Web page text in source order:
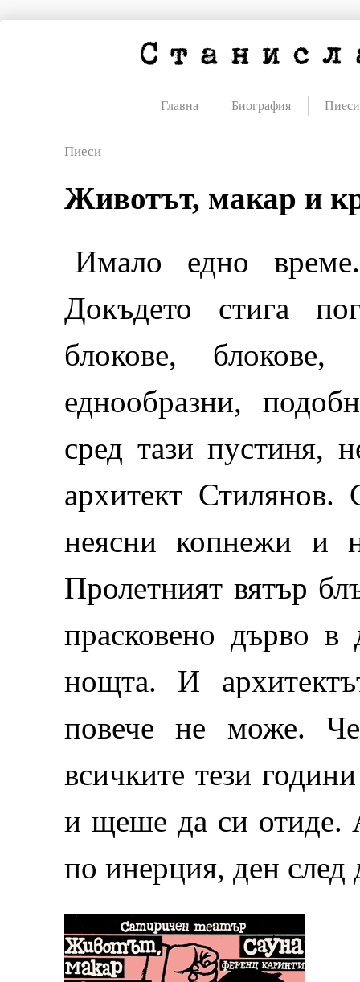
Главна Биография Пиеси
Пиеси
Животът, макар и
Имало едно
Докъдето стига
блокове,
еднообразни,
сред тази пустиня,
архитект
неясни копнежи и
Пролетният вятър
прасковено дърво в
нощта. И
повече не може.
всичките тези
и щеше да си отиде.
по инерция, ден след